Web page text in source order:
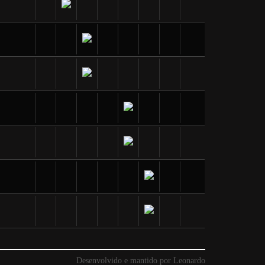
Desenvolvido e mantido por Leonardo